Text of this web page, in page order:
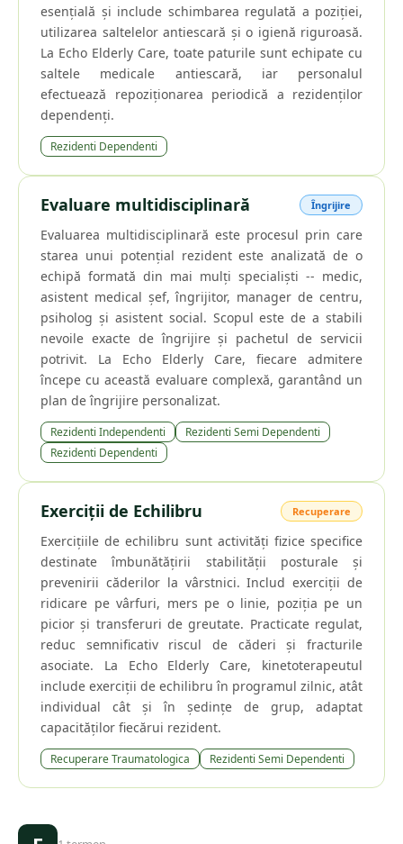
esențială și include schimbarea regulată a poziției,
utilizarea saltelelor antiescară și o igienă riguroasă.
La Echo Elderly Care, toate paturile sunt echipate cu
saltele medicale antiescară, iar personalul
efectuează repoziționarea periodică a rezidenților
dependenți.
Rezidenti Dependenti
Evaluare multidisciplinară Îngrijire
Evaluarea multidisciplinară este procesul prin care
starea unui potențial rezident este analizată de o
echipă formată din mai mulți specialiști -- medic,
asistent medical șef, îngrijitor, manager de centru,
psiholog și asistent social. Scopul este de a stabili
nevoile exacte de îngrijire și pachetul de servicii
potrivit. La Echo Elderly Care, fiecare admitere
începe cu această evaluare complexă, garantând un
plan de îngrijire personalizat.
Rezidenti Independenti
Rezidenti Semi Dependenti
Rezidenti Dependenti
Exerciții de Echilibru Recuperare
Exercițiile de echilibru sunt activități fizice specifice
destinate îmbunătățirii stabilității posturale și
prevenirii căderilor la vârstnici. Includ exerciții de
ridicare pe vârfuri, mers pe o linie, poziția pe un
picior și transferuri de greutate. Practicate regulat,
reduc semnificativ riscul de căderi și fracturile
asociate. La Echo Elderly Care, kinetoterapeutul
include exerciții de echilibru în programul zilnic, atât
individual cât și în ședințe de grup, adaptat
capacităților fiecărui rezident.
Recuperare Traumatologica Rezidenti Semi Dependenti